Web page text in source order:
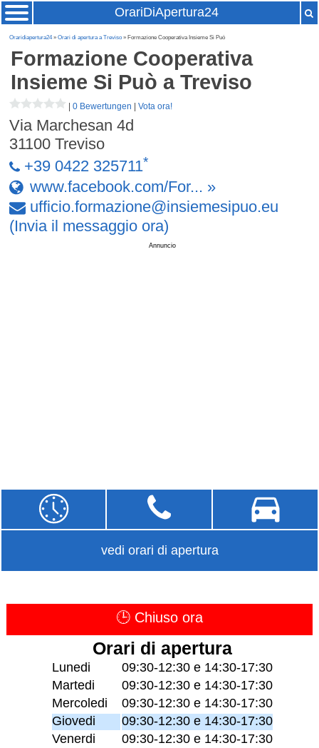
OrariDiApertura24
Oraridiapertura24»Orari di apertura a Treviso » Formazione Cooperativa Insieme Si Può
Formazione Cooperativa
Insieme Si Può a Treviso
|0 Bewertungen |Vota ora!
Via Marchesan 4d
31100 Treviso
+39 0422 325711*
www.facebook.com/For... »
ufficio.formazione@insiemesipuo.eu
(Invia il messaggio ora)
Annuncio
vedi orari di apertura
🕒 Chiuso ora
Orari di apertura
Lunedi
09:30-12:30 e 14:30-17:30
Martedi
09:30-12:30 e 14:30-17:30
Mercoledi
09:30-12:30 e 14:30-17:30
Giovedi
09:30-12:30 e 14:30-17:30
Venerdi
09:30-12:30 e 14:30-17:30